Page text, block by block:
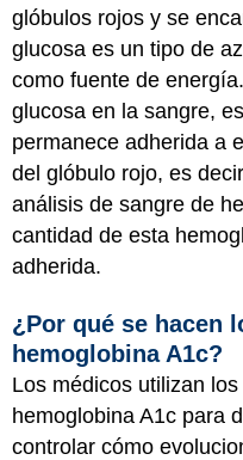
glóbulos rojos y se
glucosa es un tipo de
como fuente de
glucosa en la sangre,
permanece adherida a
del glóbulo rojo, es
análisis de sangre de
cantidad de esta
adherida.
¿Por qué se hacen
hemoglobina A1c?
Los médicos utilizan
hemoglobina A1c para
controlar cómo